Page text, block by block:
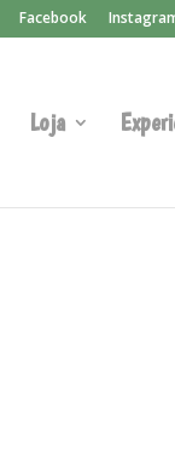
Facebook
Loja